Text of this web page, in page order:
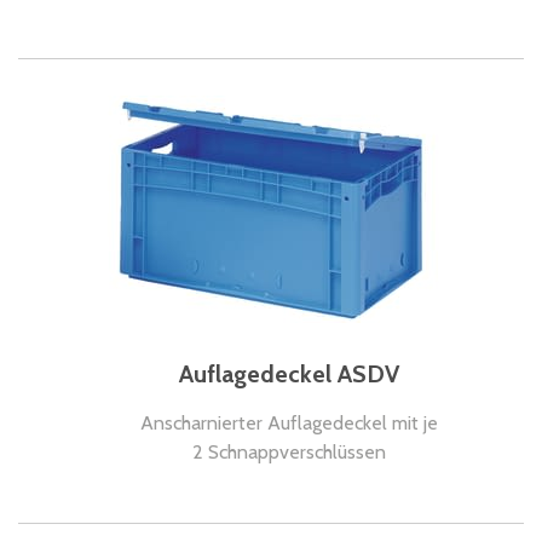
Auflagedeckel ASDV
Anscharnierter Auflagedeckel mit je
2 Schnappverschlüssen